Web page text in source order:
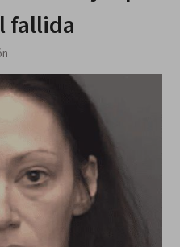
fallida